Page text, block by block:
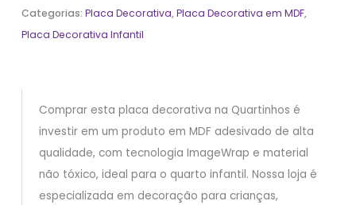
Categorias:Placa Decorativa,Placa Decorativa em MDF,
Placa Decorativa Infantil
Comprar esta placa decorativa na Quartinhos é
investir em um produto em MDF adesivado de alta
qualidade, com tecnologia ImageWrap e material
não tóxico, ideal para o quarto infantil. Nossa loja é
especializada em decoração para crianças,